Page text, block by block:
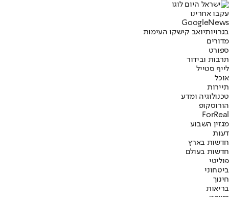
עקבו אחרינו
Googl eNews
בגרויותיואב קישקו העימות
מדורים
ספורט
תרבות ובידור
לייף סטייל
אוכל
תיירות
טכנולוגיה ומדע
הורוסקופ
ForReal
מגזין השבוע
דעות
חדשות בארץ
חדשות בעולם
פוליטי
ביטחוני
חינוך
בריאות